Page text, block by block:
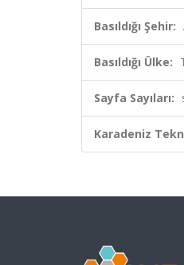
Basıldığı Şehir:
Basıldığı Ülke:
Sayfa Sayıları:
Karadeniz